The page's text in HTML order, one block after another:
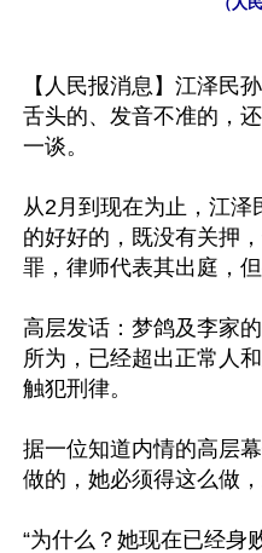
【人民报消息】江泽民
舌头的、发音不准的，
一谈。
从2月到现在为止，江
的好好的，既没有关押
罪，律师代表其出庭，但
高层发话：梦鸽及李家
所为，已经超出正常人
触犯刑律。
据一位知道内情的高层
做的，她必须得这么做
“为什么？她现在已经身